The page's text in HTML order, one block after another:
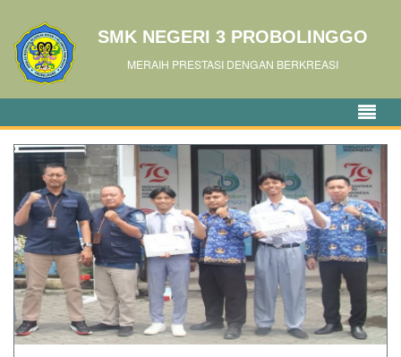
SMK NEGERI 3 PROBOLINGGO
MERAIH PRESTASI DENGAN BERKREASI